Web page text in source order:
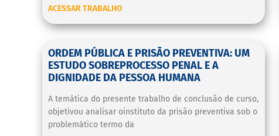
ACESSAR TRABALHO
ORDEM PÚBLICA E PRISÃO PREVENTIVA: UM
ESTUDO SOBREPROCESSO PENAL E A
DIGNIDADE DA PESSOA HUMANA
A temática do presente trabalho de conclusão de curso,
objetivou analisar oinstituto da prisão preventiva sob o
problemático termo da